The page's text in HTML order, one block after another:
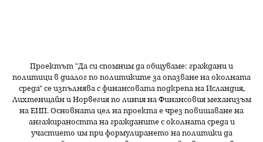
Проектът "Да си спомним даобщуваме: граждани и
политици в диалог по политиките за опазване на околната
среда" се изпълнява с финансовата подкрепа на Исландия,
Лихтенщайн и Норвегия по линия на Финансовия механизъм
на ЕИП. Основната цел на проекта е чрез повишаване на
ангажираността на гражданите с околната среда и
участието им при формулирането на политики да